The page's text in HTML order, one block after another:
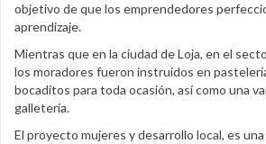
objetivo de que los emprendedores
aprendizaje.
Mientras que en la ciudad de Loja, en el
los moradores fueron instruidos en
bocaditos para toda ocasión, así como una
galletería.
El proyecto mujeres y desarrollo local, es